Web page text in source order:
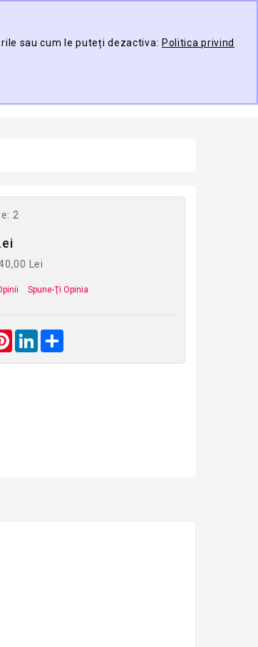
sau cum le puteți dezactiva: Politica privind
2
Lei
Spune-Ţi Opinia
PinterestLinkedIn